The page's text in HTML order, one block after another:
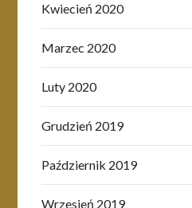
Kwiecień 2020
Marzec 2020
Luty 2020
Grudzień 2019
Październik 2019
Wrzesień 2019